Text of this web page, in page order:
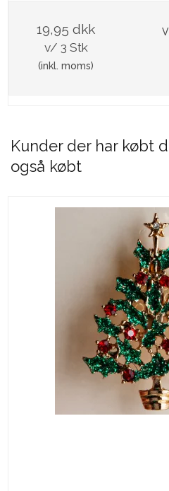
19,95 dkk
v/ 3 Stk
(inkl. moms)
Kunder der har købt
også købt